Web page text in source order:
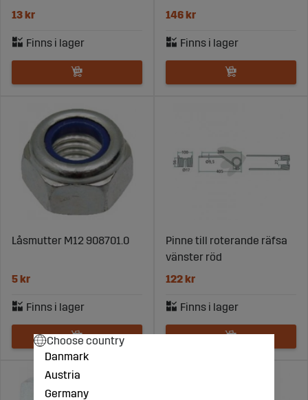
13 kr
146 kr
Låsmutter M12 908701.0
5 kr
Pinne till roterande räfsa
vänster röd
122 kr
Choose country
Danmark
Austria
Germany